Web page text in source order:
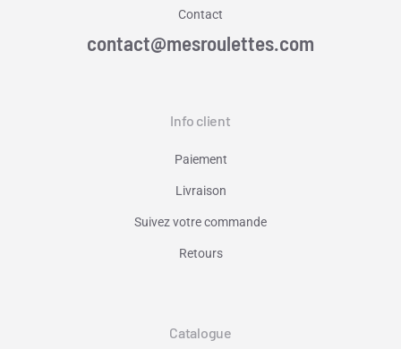
Contact
contact@mesroulettes.com
Info client
Paiement
Livraison
Suivez votre commande
Retours
Catalogue